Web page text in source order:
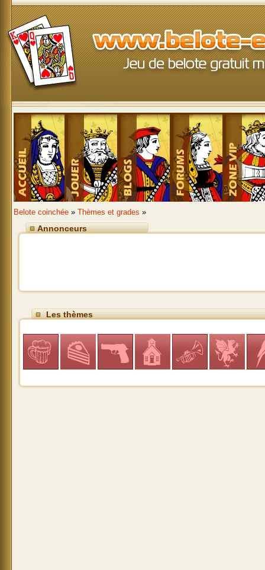
Belote coinchée » Thèmes et grades »
Annonceurs
Les thèmes